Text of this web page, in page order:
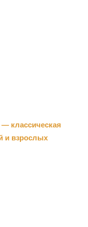
классическая
и взрослых